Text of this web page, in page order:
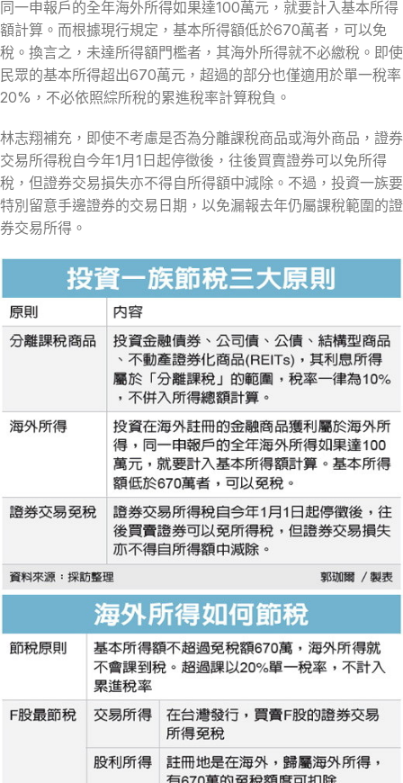
同一申報戶的全年海外所得如果達100萬元，就要計入基本所得
額計算。而根據現行規定，基本所得額低於670萬者，可以免
稅。換言之，未達所得額門檻者，其海外所得就不必繳稅。即使
民眾的基本所得超出670萬元，超過的部分也僅適用於單一稅率
20%，不必依照綜所稅的累進稅率計算稅負。
林志翔補充，即使不考慮是否為分離課稅商品或海外商品，證券
交易所得稅自今年1月1日起停徵後，往後買賣證券可以免所得
稅，但證券交易損失亦不得自所得額中減除。不過，投資一族要
特別留意手邊證券的交易日期，以免漏報去年仍屬課稅範圍的證
券交易所得。